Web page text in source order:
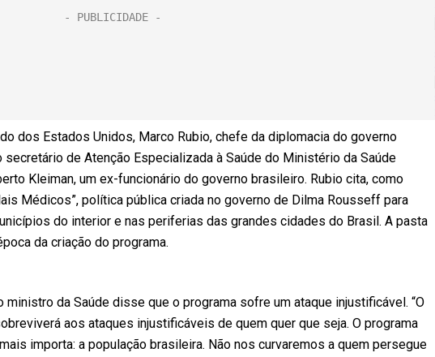
dos Estados Unidos, Marco Rubio, chefe da diplomacia do governo
de Atenção Especializada à Saúde do Ministério da Saúde
Kleiman, um ex-funcionário do governo brasileiro. Rubio cita, como
Médicos”, política pública criada no governo de Dilma Rousseff para
do interior e nas periferias das grandes cidades do Brasil. A pasta
da criação do programa.
ministro da Saúde disse que o programa sofre um ataque injustificável. “O
aos ataques injustificáveis de quem quer que seja. O programa
importa: a população brasileira. Não nos curvaremos a quem persegue